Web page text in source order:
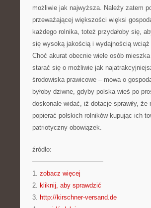
możliwie jak najwyższa. Należy zatem
przeważającej większości więksi
każdego rolnika, toteż przydałoby się,
się wysoką jakością i wydajnością wciąż
Choć akurat obecnie wiele osób
starać się o możliwie jak
środowiska prawicowe – mowa o
byłoby dziwne, gdyby polska wieś po
doskonale widać, iż dotacje sprawiły,
popierać polskich rolników kupując ich
patriotyczny obowiązek.
źródło:
———————————
1. zobacz więcej
2. kliknij, aby sprawdzić
3. http://kirschner-versand.de